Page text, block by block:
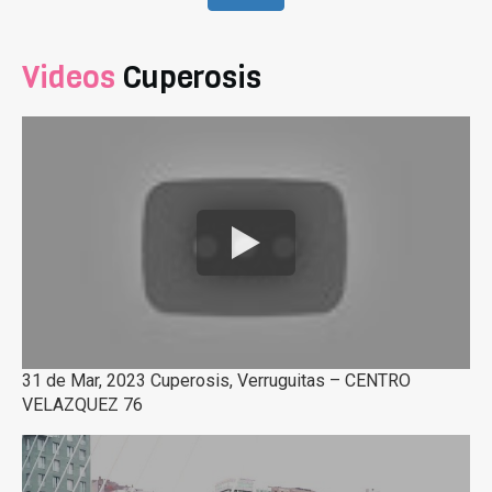
Videos Cuperosis
31 de Mar, 2023 Cuperosis, Verruguitas – CENTRO
VELAZQUEZ 76